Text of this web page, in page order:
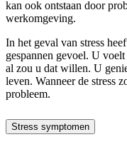
kan ook ontstaan door
werkomgeving.
In het geval van stress
gespannen gevoel. U
al zou u dat willen. U
leven. Wanneer de stress
probleem.
Stress symptomen